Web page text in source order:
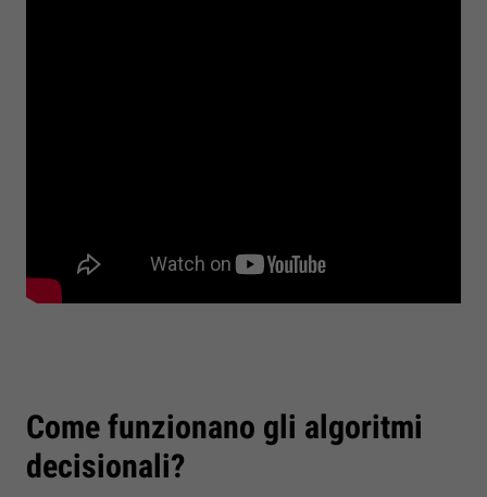
Come funzionano gli algoritmi
decisionali?